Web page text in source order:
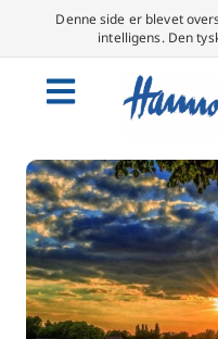
Denne side er blevet
intelligens. Den